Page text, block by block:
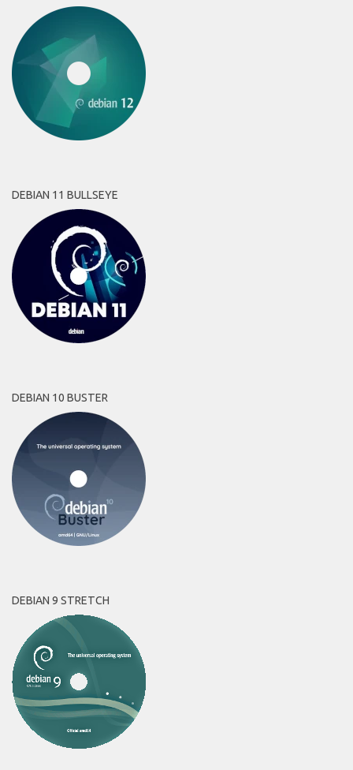
DEBIAN 11 BULLSEYE
DEBIAN 10 BUSTER
DEBIAN 9 STRETCH